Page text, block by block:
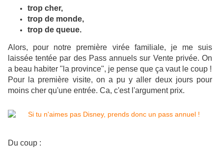
trop cher,
trop de monde,
trop de queue.
Alors, pour notre première virée familiale, je me suis
laissée tentée par des Pass annuels sur Vente privée. On
a beau habiter "la province", je pense que ça vaut le coup !
Pour la première visite, on a pu y aller deux jours pour
moins cher qu'une entrée. Ca, c'est l'argument prix.
Du coup :